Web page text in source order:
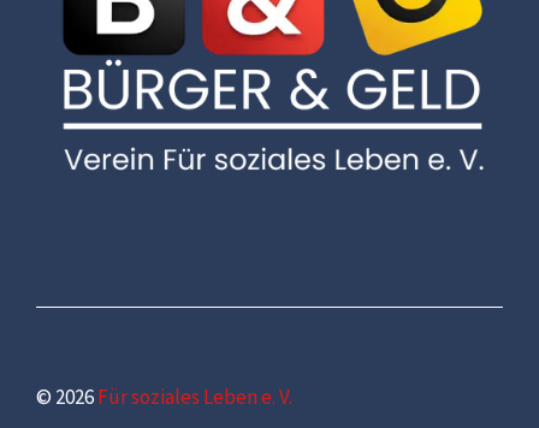
© 2026Für soziales Leben e. V.